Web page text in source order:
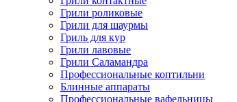
Грили роликовые
Грили для шаурмы
Гриль для кур
Грили лавовые
Грили Саламандра
Профессиональные коптильни
Блинные аппараты
Профессиональные вафельницы